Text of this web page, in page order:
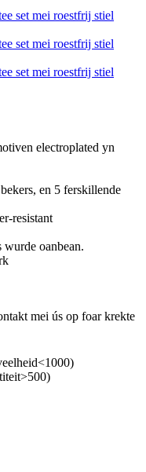
electroplated yn
en 5 ferskillende
resistant
wurde oanbean.
mei ús op foar krekte